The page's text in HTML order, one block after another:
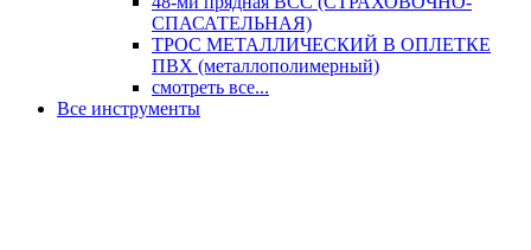
СПАСАТЕЛЬНАЯ)
ТРОС МЕТАЛЛИЧЕСКИЙ В ОПЛЕТКЕ
ПВХ (металлополимерный)
смотреть все...
Все инструменты